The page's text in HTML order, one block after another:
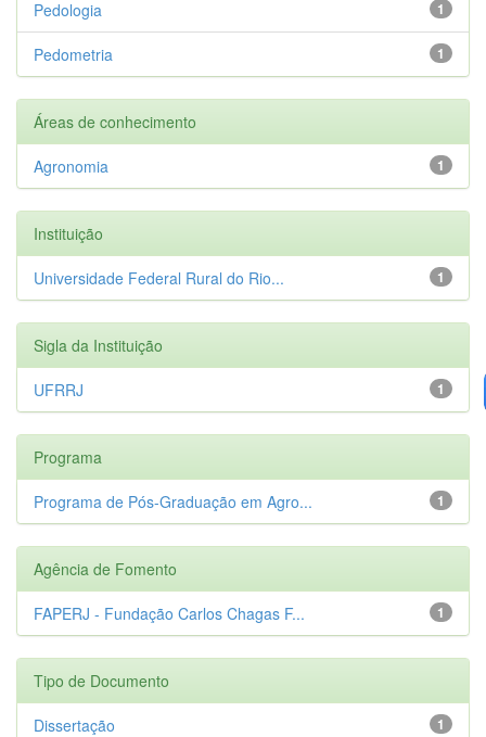
1
Pedologia
1
Pedometria
Áreas de conhecimento
1
Agronomia
Instituição
1
Universidade Federal Rural do Rio...
Sigla da Instituição
1
UFRRJ
Programa
1
Programa de Pós-Graduação em Agro...
Agência de Fomento
1
FAPERJ - Fundação Carlos Chagas F...
Tipo de Documento
1
Dissertação